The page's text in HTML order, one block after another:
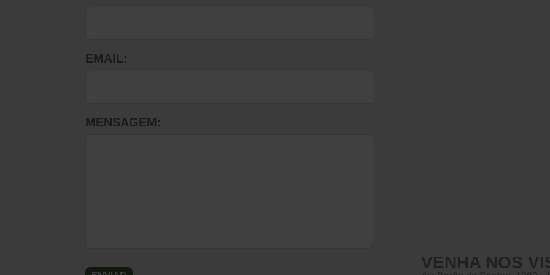
EMAIL:
MENSAGEM:
VENHA NOS